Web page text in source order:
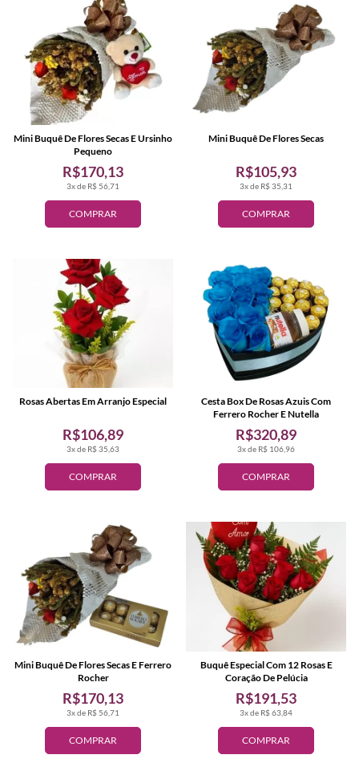
COMPRAR
3x de R$ 56,71
R$170,13
Mini Buquê De Flores Secas E Ursinho
Pequeno
COMPRAR
3x de R$ 35,31
R$105,93
Mini Buquê De Flores Secas
COMPRAR
3x de R$ 35,63
R$106,89
Rosas Abertas Em Arranjo Especial
COMPRAR
3x de R$ 106,96
R$320,89
Cesta Box De Rosas Azuis Com
Ferrero Rocher E Nutella
COMPRAR
3x de R$ 56,71
R$170,13
Mini Buquê De Flores Secas E Ferrero
Rocher
COMPRAR
3x de R$ 63,84
R$191,53
Buquê Especial Com 12 Rosas E
Coração De Pelúcia